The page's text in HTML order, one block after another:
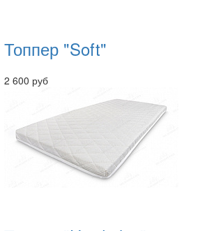
Топпер "Soft"
2 600 руб